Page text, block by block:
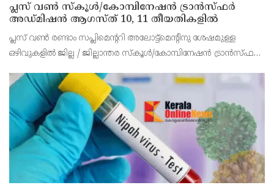
പ്ലസ് വൺ സ്‌കൂൾ/കോമ്പിനേഷൻ ട്രാൻസ്ഫർ
അഡ്മിഷൻ ആഗസ്ത് 10, 11 തീയതികളിൽ
പ്ലസ് വൺ രണ്ടാം സപ്ലിമെന്ററി അലോട്ട്‌മെന്റിനു ശേഷമുള്ള
ഒഴിവുകളിൽ ജില്ല / ജില്ലാന്തര സ്‌കൂൾ/കോമ്പിനേഷൻ ട്രാൻസ്ഫർ
വൈകിട്ട് 4 മണി വരെ നൽകിയിരുന്നു